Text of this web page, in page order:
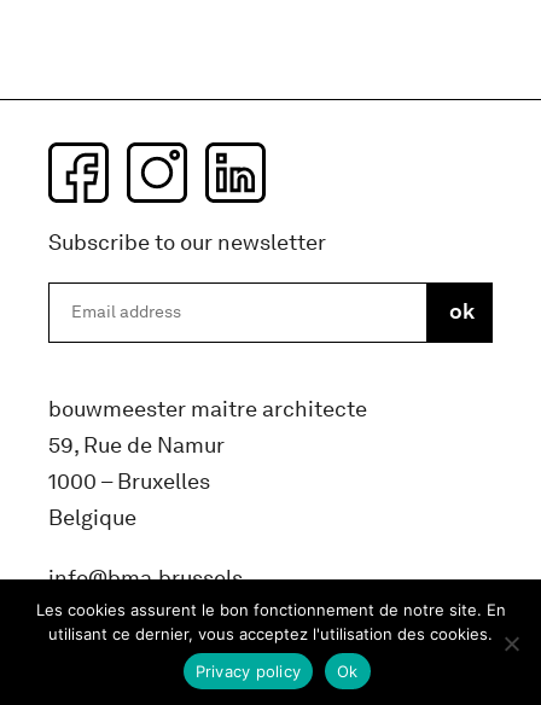
Subscribe to our newsletter
bouwmeester maitre architecte
59, Rue de Namur
1000 – Bruxelles
Belgique
info@bma.brussels
Les cookies assurent le bon fonctionnement de notre site. En
utilisant ce dernier, vous acceptez l'utilisation des cookies.
Ok
Privacy policy